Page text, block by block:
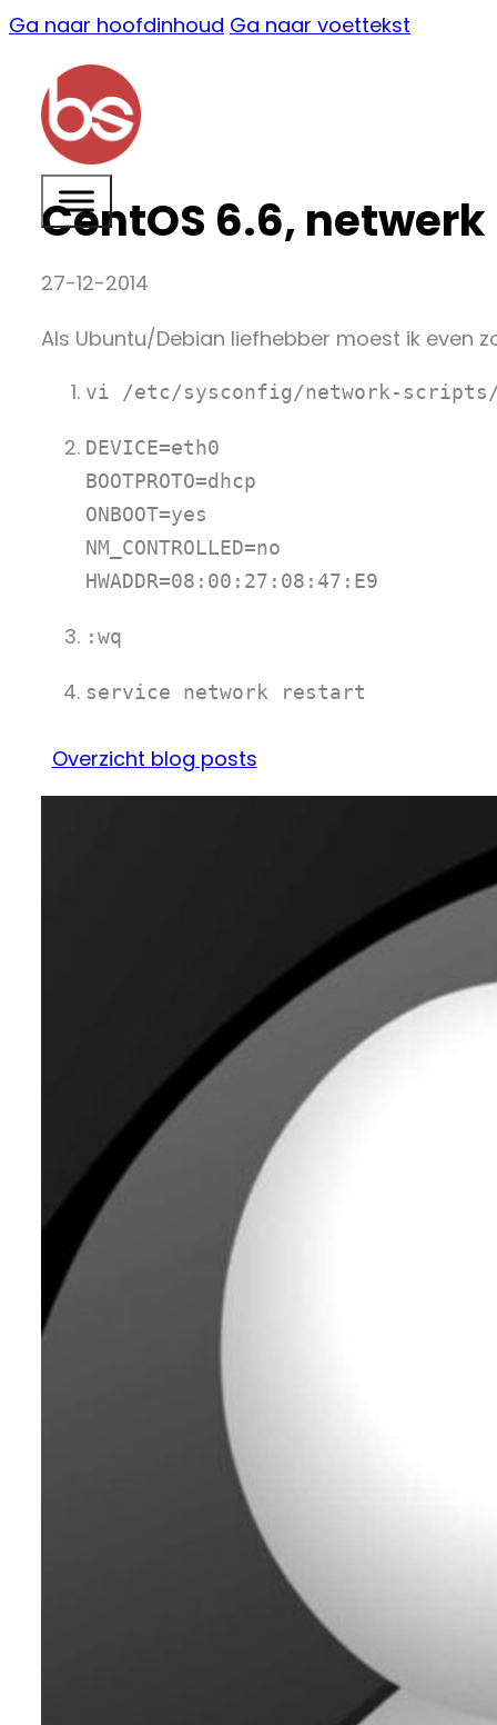
Ga naar hoofdinhoud Ga naar voettekst
CentOS 6.6,
27-12-2014
Als Ubuntu/Debian liefhebber moest ik even
vi /etc/sysconfig/network-
DEVICE=eth0
BOOTPROTO=dhcp
ONBOOT=yes
NM_CONTROLLED=no
HWADDR=08:00:27:08:47:E9
:wq
service network restart
Overzicht blog posts